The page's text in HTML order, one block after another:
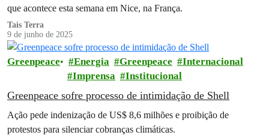
que acontece esta semana em Nice, na França.
Tais Terra
9 de junho de 2025
Greenpeace Energia Greenpeace
Internacional
Imprensa
Institucional
Greenpeace sofre processo de intimidação de Shell
Ação pede indenização de US$ 8,6 milhões e proibição de
protestos para silenciar cobranças climáticas.